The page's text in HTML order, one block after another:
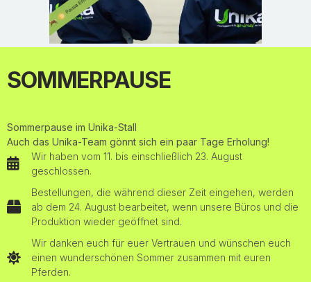
Meisterschaften trainiert Jur Vrieling Pferde. Vor etwa
zehn Jahren hat er sich mit Hilfe der Familie Bulthuis
selbstständig gemacht: Stal Vrieling. „Ich selbst
trainiere die Pferde, die ich dann auf den Turnieren
auf bestmögliche Weise ausgebildet und vorbereitet
SOMMERPAUSE
Sommerpause im Unika-Stall
Auch das Unika-Team gönnt sich ein paar Tage Erholung!
Wir haben vom 11. bis einschließlich 23. August
geschlossen.
Bestellungen, die während dieser Zeit eingehen, werden
ab dem 24. August bearbeitet, wenn unsere Büros und die
Produktion wieder geöffnet sind.
Wir danken euch für euer Vertrauen und wünschen euch
einen wunderschönen Sommer zusammen mit euren
Pferden.